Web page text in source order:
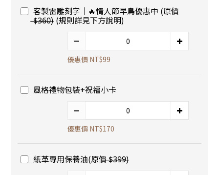
客製雷雕刻字｜🔥情人節早鳥優惠中 (原價
̶$̶3̶6̶0̶) (規則詳見下方說明)
優惠價 NT$99
風格禮物包裝+祝福小卡
優惠價 NT$170
紙革專用保養油(原價 ̶$̶3̶9̶9̶)